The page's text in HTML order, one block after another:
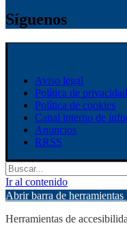
Síguenos
Aviso legal
Política de privacidad
Política de cookies
Canal interno de
Anuncios
RRSS
Ir al contenido
Abrir barra de herramientas
Herramientas de